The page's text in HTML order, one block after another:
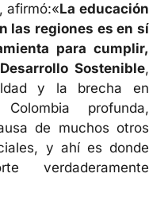
afirmó:«La educación
las regiones es en sí
para cumplir,
Sostenible,
y la brecha en
profunda,
de muchos otros
y ahí es donde
verdaderamente